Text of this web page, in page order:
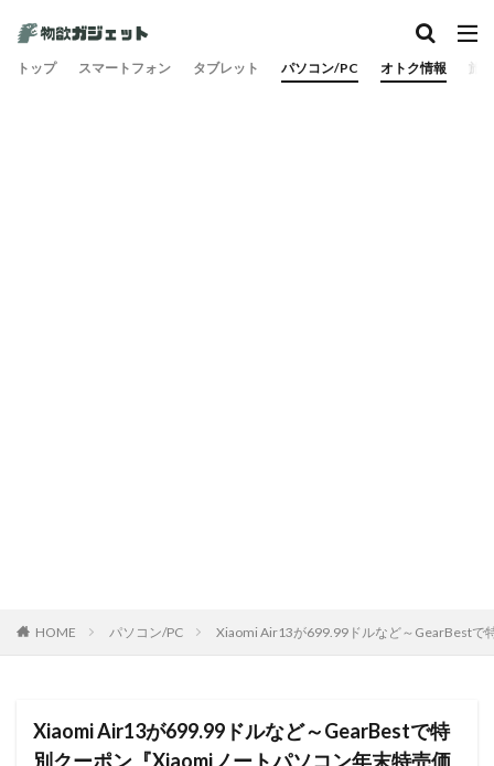
トップ スマートフォン タブレット パソコン/PC オトク情報 旅
HOME パソコン/PC Xiaomi Air13が699.99ドルなど～GearBestで
Xiaomi Air13が699.99ドルなど～GearBestで特
別クーポン『Xiaomiノートパソコン年末特売価